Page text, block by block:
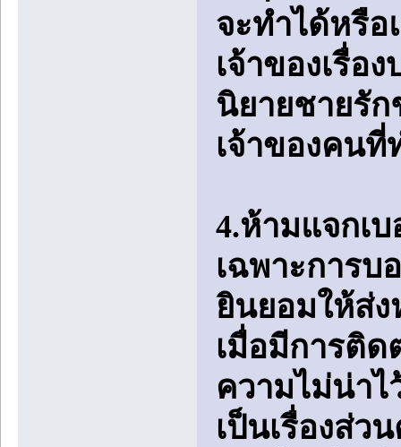
จะทำได้หรื
เจ้าของเรื่อ
นิยายชายรั
เจ้าของคน
4.ห้ามแจกเ
เฉพาะการบ
ยินยอมให้ส่
เมื่อมีการติ
ความไม่น่า
เป็นเรื่องส่ว